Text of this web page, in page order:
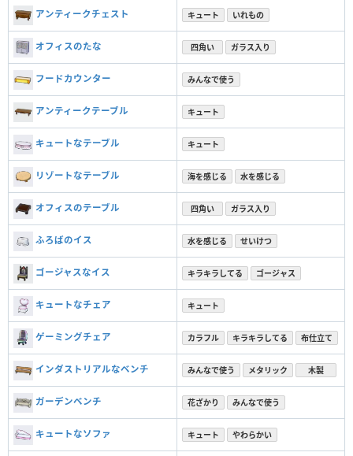
アンティークチェスト キュート いれもの
オフィスのたな 四角い ガラス入り
フードカウンター みんなで使う
アンティークテーブル キュート
キュートなテーブル キュート
リゾートなテーブル 海を感じる 水を感じる
オフィスのテーブル 四角い ガラス入り
ふろばのイス 水を感じる せいけつ
ゴージャスなイス キラキラしてる ゴージャス
キュートなチェア キュート
ゲーミングチェア カラフル キラキラしてる 布仕立て
インダストリアルなベンチ みんなで使う メタリック 木製
ガーデンベンチ 花ざかり みんなで使う
キュートなソファ キュート やわらかい